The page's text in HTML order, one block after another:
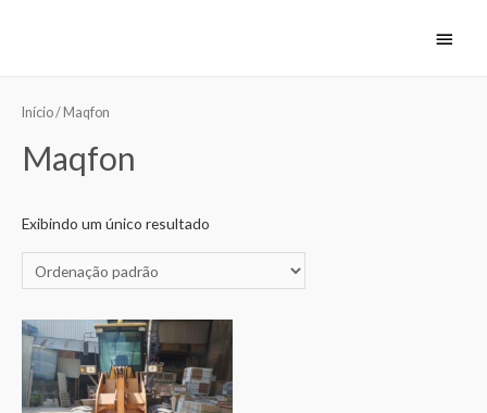
Início/ Maqfon
Maqfon
Exibindo um único resultado